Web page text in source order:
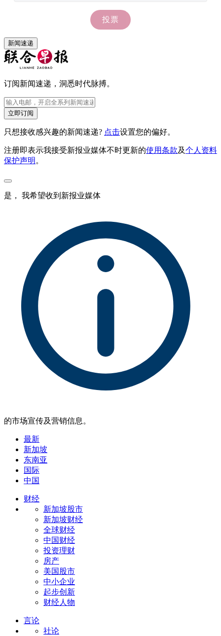
新闻速递
订阅新闻速递，洞悉时代脉搏。
立即订阅
只想接收感兴趣的新闻速递? 点击设置您的偏好。
注册即表示我接受新报业媒体不时更新的使用条款及个人资料
保护声明 。
是， 我希望收到新报业媒体
的市场宣传及营销信息。
最新
新加坡
东南亚
国际
中国
财经
新加坡股市
新加坡财经
全球财经
中国财经
投资理财
房产
美国股市
中小企业
起步创新
财经人物
言论
社论